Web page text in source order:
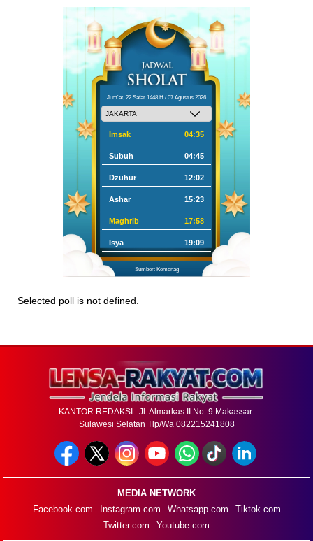
Jum'at, 22 Safar 1448 H / 07 Agustus 2026
Imsak 04:35
Subuh 04:45
Dzuhur 12:02
Ashar 15:23
Maghrib 17:58
Isya 19:09
Sumber: Kemenag
Selected poll is not defined.
KANTOR REDAKSI : Jl. Almarkas II No. 9 Makassar-
Sulawesi Selatan Tlp/Wa 082215241808
MEDIA NETWORK
Facebook.com
Instagram.com Whatsapp.com
Tiktok.com
Twitter.com
Youtube.com